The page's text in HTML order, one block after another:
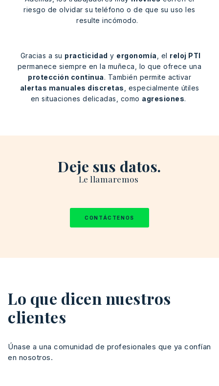
riesgo de olvidar su teléfono o de que su uso les
resulte incómodo.
Gracias a su practicidad y ergonomía , el reloj PTI
permanece siempre en la muñeca, lo que ofrece una
protección continua. También permite activar
alertas manuales discretas , especialmente útiles
en situaciones delicadas, como agresiones.
Deje sus datos.
Le llamaremos
CONTÁCTENOS
Lo que dicen nuestros
clientes
Únase a una comunidad de profesionales que ya confían
en nosotros.